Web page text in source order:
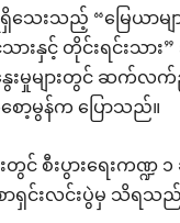
ည့် “မြေယာများ
င့် တိုင်းရင်းသား”
းမှုများတွင် ဆက်
မွန်က ပြောသည်။
စီးပွားရေးကဏ္ဍ
င်းလင်းပွဲမှ သိရသ